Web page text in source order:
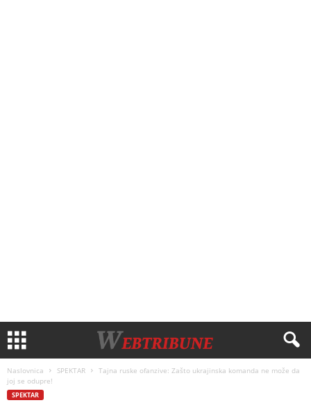
Naslovnica SPEKTAR
Tajna ruske ofanzive: Zašto ukrajinska komanda ne može da
joj se odupre!
SPEKTAR